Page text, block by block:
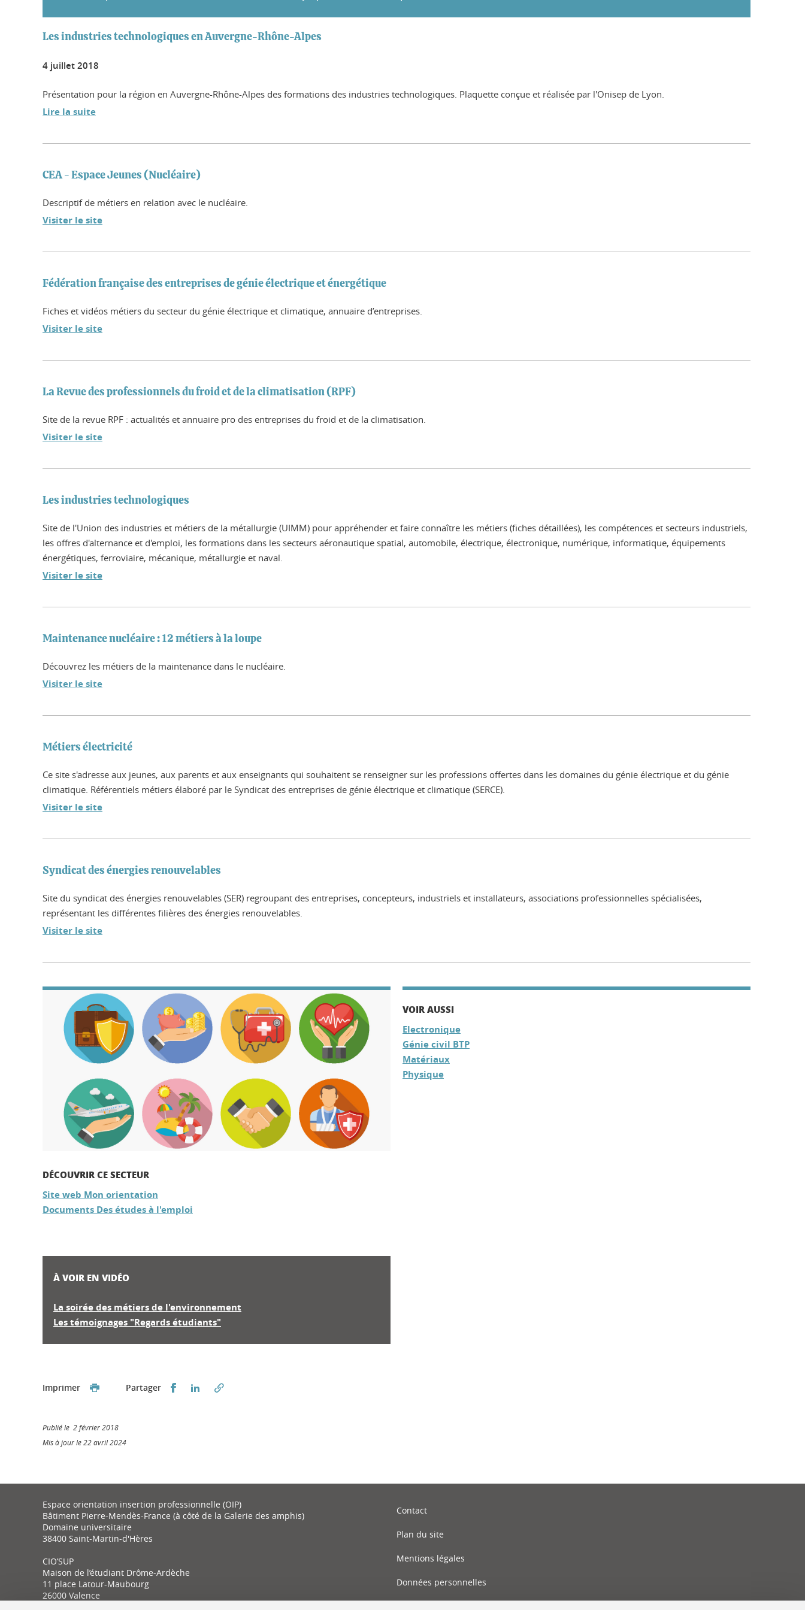
Les industries technologiques en Auvergne-Rhône-Alpes
4 juillet 2018
Présentation pour la région en Auvergne-Rhône-Alpes des formations des industries technologiques. Plaquette conçue et réalisée par l'Onisep de Lyon.
Lire la suite
CEA - Espace Jeunes (Nucléaire)
Descriptif de métiers en relation avec le nucléaire.
Visiter le site
Fédération française des entreprises de génie électrique et énergétique
Fiches et vidéos métiers du secteur du génie électrique et climatique, annuaire d’entreprises.
Visiter le site
La Revue des professionnels du froid et de la climatisation (RPF)
Site de la revue RPF : actualités et annuaire pro des entreprises du froid et de la climatisation.
Visiter le site
Les industries technologiques
Site de l'Union des industries et métiers de la métallurgie (UIMM) pour appréhender et faire connaître les métiers (fiches détaillées), les compétences et secteurs industriels,
les offres d'alternance et d'emploi, les formations dans les secteurs aéronautique spatial, automobile, électrique, électronique, numérique, informatique, équipements
énergétiques, ferroviaire, mécanique, métallurgie et naval.
Visiter le site
Maintenance nucléaire : 12 métiers à la loupe
Découvrez les métiers de la maintenance dans le nucléaire.
Visiter le site
Métiers électricité
Ce site s'adresse aux jeunes, aux parents et aux enseignants qui souhaitent se renseigner sur les professions offertes dans les domaines du génie électrique et du génie
climatique. Référentiels métiers élaboré par le Syndicat des entreprises de génie électrique et climatique (SERCE).
Visiter le site
Syndicat des énergies renouvelables
Site du syndicat des énergies renouvelables (SER) regroupant des entreprises, concepteurs, industriels et installateurs, associations professionnelles spécialisées,
représentant les différentes filières des énergies renouvelables.
Visiter le site
DÉCOUVRIR CE SECTEUR
Site web Mon orientation
Documents Des études à l'emploi
VOIR AUSSI
Electronique
Génie civil BTP
Matériaux
Physique
À VOIR EN VIDÉO
La soirée des métiers de l'environnement
Les témoignages "Regards étudiants"
Imprimer Partager Partager sur Facebook
Partager sur LinkedIn
Publié le 2 février 2018
Mis à jour le 22 avril 2024
Espace orientation insertion professionnelle (OIP)
Bâtiment Pierre-Mendès-France (à côté de la Galerie des amphis)
Domaine universitaire
38400 Saint-Martin-d'Hères
CIO’SUP
Maison de l’étudiant Drôme-Ardèche
11 place Latour-Maubourg
26000 Valence
Contact
Plan du site
Mentions légales
Données personnelles